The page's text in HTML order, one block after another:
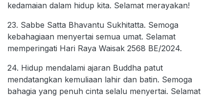
kedamaian dalam hidup kita. Selamat merayakan!
23. Sabbe Satta Bhavantu Sukhitatta. Semoga
kebahagiaan menyertai semua umat. Selamat
memperingati Hari Raya Waisak 2568 BE/2024.
24. Hidup mendalami ajaran Buddha patut
mendatangkan kemuliaan lahir dan batin. Semoga
bahagia yang penuh cinta selalu menyertai. Selamat